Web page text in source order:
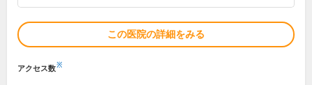
この医院の詳細をみる
アクセス数※